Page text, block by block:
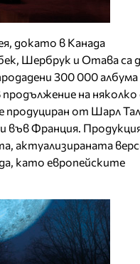
докато в Канада
Шербрук и Отава са
300 000 албума
продължение на няколко
от Шарл
във Франция.
актуализираната
като европейските